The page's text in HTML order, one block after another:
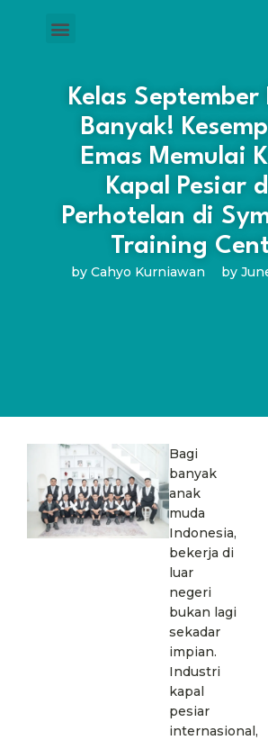
Kelas September
Banyak!
Emas Memulai
Kapal Pesiar
Perhotelan di
Training
by Cahyo Kurniawan by
Bagi
banyak
anak
muda
Indonesia,
bekerja di
luar
negeri
bukan lagi
sekadar
impian.
Industri
kapal
pesiar
internasional,